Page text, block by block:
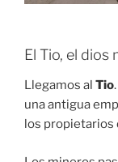
El Tio, el dios
Llegamos al Tio
una antigua
los propietarios